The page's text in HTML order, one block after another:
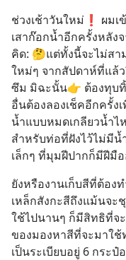
ช่วงเช้าวันใหม่❗️ ผมเ
เสาก๊อกน้ำอีกครั้งหลัง
คิด: 🤔แต่ทั้งนี้จะไม่ส
ใหม่ๆ จากสัปดาห์ที่แล้
ซึม มิฉะนั้น👉 ต้องทุบทิ้
อื่นต้องลองเช็คอีกครั้ง
น้ำแบบหมดเกลียวน้ำ
สำหรับท่อที่ฝังไว้ไม่มีน้
เล็กๆ ที่มุมฝีปากก็มีฝีมื
ยังหรืองานเก็บสีที่ต้อง
เหล็กสังกะสีถึงแม้นจ
ใช้ไปนานๆ ก็มีสิทธิที่จ
ของมองหาสีที่จะมาใช้
เป็นระเบียบอยู่ 6 กระ